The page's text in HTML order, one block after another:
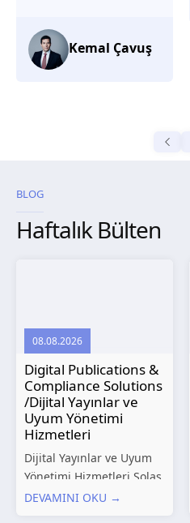
BLOG
Haftalık Bülten
08.08.2026
Digital Publications &
Compliance Solutions
/Dijital Yayınlar ve
Uyum Yönetimi
Hizmetleri
Dijital Yayınlar ve Uyum
Yönetimi Hizmetleri Solas
Marine, denizcilik
DEVAMINI OKU →